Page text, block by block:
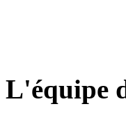
L'équipe